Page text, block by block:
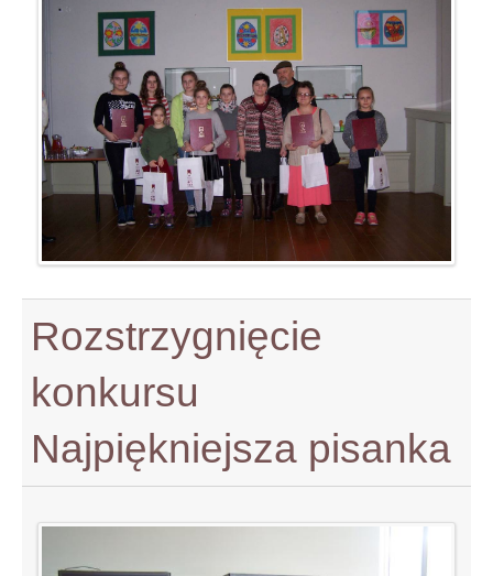
Rozstrzygnięcie
konkursu
Najpiękniejsza pisanka